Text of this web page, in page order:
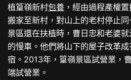
植篁嶺新村包養 ，經由過程產權
搬家至新村，對山上的老村停止
景區還在扶植時，曹日忠和老婆
的慢車。他們將山下的屋子改革
宿。2013年，篁嶺景區試營業，
端試營業。